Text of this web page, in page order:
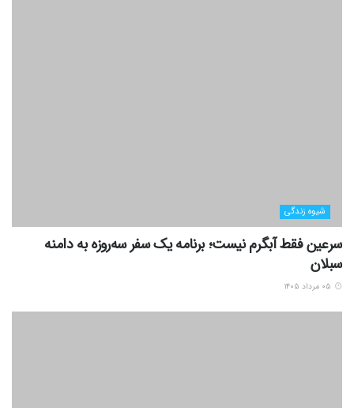
شیوه زندگی
سرعین فقط آبگرم نیست؛ برنامه یک سفر سه‌روزه به دامنه
سبلان